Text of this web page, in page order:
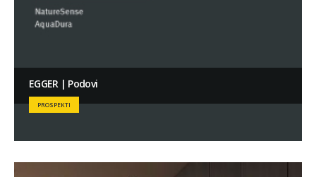
EGGER | Podovi
PROSPEKTI